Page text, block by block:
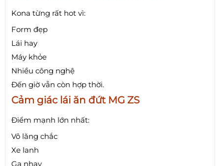
Kona từng rất hot vì:
Form đẹp
Lái hay
Máy khỏe
Nhiều công nghệ
Đến giờ vẫn còn hợp thời.
Cảm giác lái ăn đứt MG ZS
Điểm mạnh lớn nhất:
Vô lăng chắc
Xe lanh
Ga nhạy